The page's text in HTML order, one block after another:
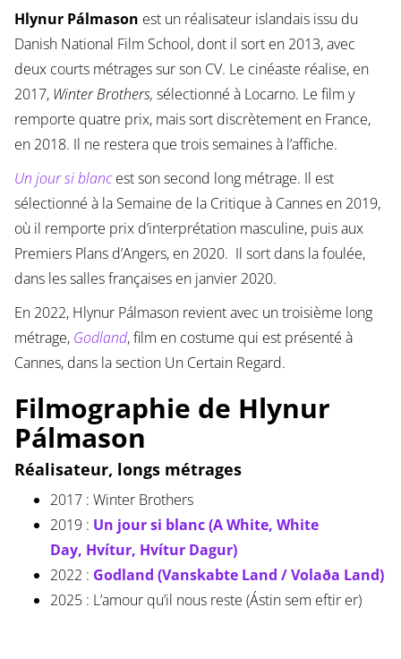
Hlynur Pálmason est un réalisateur islandais issu du
Danish National Film School, dont il sort en 2013, avec
deux courts métrages sur son CV. Le cinéaste réalise, en
2017, Winter Brothers, sélectionné à Locarno. Le film y
remporte quatre prix, mais sort discrètement en France,
en 2018. Il ne restera que trois semaines à l’affiche.
Un jour si blancest son second long métrage. Il est
sélectionné à la Semaine de la Critique à Cannes en 2019,
où il remporte prix d’interprétation masculine, puis aux
Premiers Plans d’Angers, en 2020. Il sort dans la foulée,
dans les salles françaises en janvier 2020.
En 2022, Hlynur Pálmason revient avec un troisième long
métrage, Godland, film en costume qui est présenté à
Cannes, dans la section Un Certain Regard.
Filmographie de Hlynur
Pálmason
Réalisateur, longs métrages
2017 : Winter Brothers
2019 : Un jour si blanc (A White, White
Day, Hvítur, Hvítur Dagur)
2022 : Godland (Vanskabte Land / Volaða Land)
2025 : L’amour qu’il nous reste (Ástin sem eftir er)